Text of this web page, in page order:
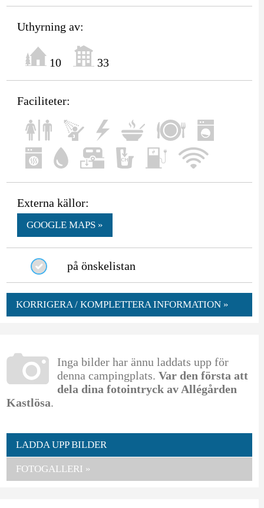
Uthyrning av:
10 33
Faciliteter:
Externa källor:
GOOGLE MAPS »
på önskelistan
KORRIGERA / KOMPLETTERA INFORMATION »
Inga bilder har ännu laddats upp för
denna campingplats. Var den första att
dela dina fotointryck av Allégården
Kastlösa.
LADDA UPP BILDER
FOTOGALLERI »